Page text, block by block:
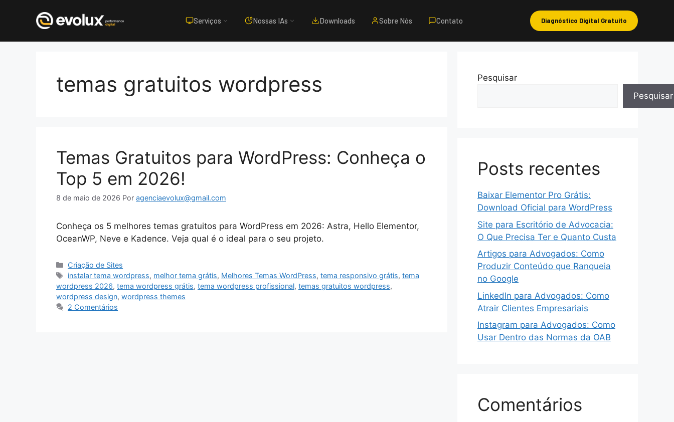
Serviços Nossas IAs Downloads Sobre Nós Contato Diagnóstico Digital Gratuito
temas gratuitos wordpress
Temas Gratuitos para WordPress: Conheça o
Top 5 em 2026!
8 de maio de 2026 Por agenciaevolux@gmail.com
Conheça os 5 melhores temas gratuitos para WordPress em 2026: Astra, Hello Elementor,
OceanWP, Neve e Kadence. Veja qual é o ideal para o seu projeto.
Categorias
Criação de Sites
Tags
instalar tema wordpress, melhor tema grátis, Melhores Temas WordPress,tema responsivo grátis,tema
wordpress 2026, tema wordpress grátis, tema wordpress profissional, temas gratuitos wordpress,
wordpress design, wordpress themes
2 Comentários
Pesquisar
Pesquisar
Posts recentes
Baixar Elementor Pro Grátis:
Download Oficial para WordPress
Site para Escritório de Advocacia:
O Que Precisa Ter e Quanto Custa
Artigos para Advogados: Como
Produzir Conteúdo que Ranqueia
no Google
LinkedIn para Advogados: Como
Atrair Clientes Empresariais
Instagram para Advogados: Como
Usar Dentro das Normas da OAB
Comentários